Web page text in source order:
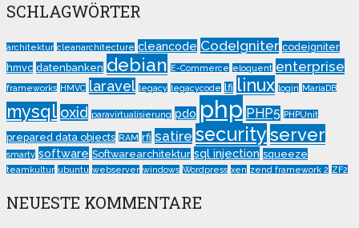
SCHLAGWÖRTER
architektur cleanarchitecture cleancode CodeIgniter codeigniter
hmvc datenbanken debian E-Commerce eloquent enterprise
frameworks HMVC laravel legacy legacycode lfi linux login MariaDB
mysql oxid paravirtualisierung pdo php PHP5 PHPUnit
prepared data objects RAM rfi satire securityserver
smarty software Softwarearchitektur sql injection squeeze
teamkultur ubuntu webserver windows Wordpress xen zend framework 2 ZF2
NEUESTE KOMMENTARE